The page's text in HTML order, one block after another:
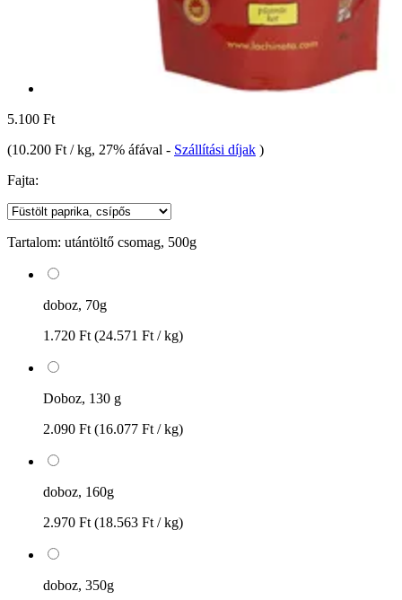
5.100 Ft
(10.200 Ft / kg, 27% áfával - Szállítási díjak )
Fajta:
Tartalom: utántöltő csomag, 500g
doboz, 70g
1.720 Ft (24.571 Ft / kg)
Doboz, 130 g
2.090 Ft (16.077 Ft / kg)
doboz, 160g
2.970 Ft (18.563 Ft / kg)
doboz, 350g